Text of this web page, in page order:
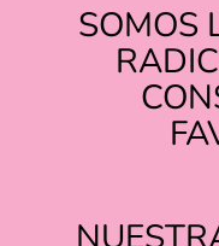
SOMOS